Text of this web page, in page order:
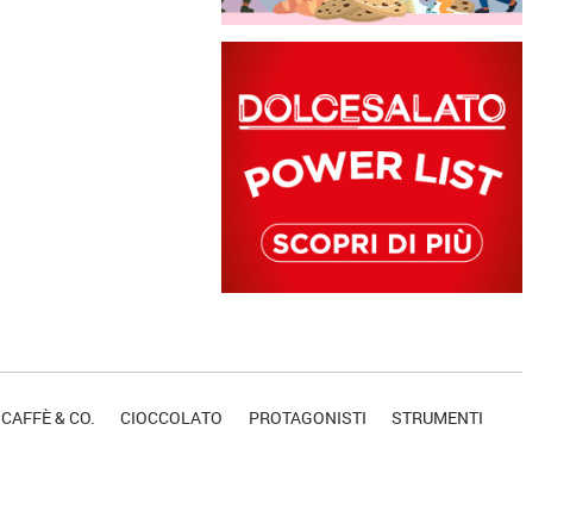
CAFFÈ & CO. CIOCCOLATO PROTAGONISTI STRUMENTI